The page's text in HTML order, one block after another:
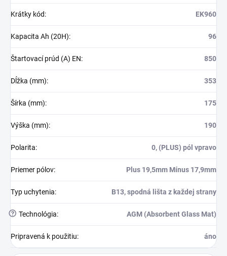
Krátky kód: EK960
Kapacita Ah (20H): 96
Štartovací prúd (A) EN: 850
Dĺžka (mm): 353
Šírka (mm): 175
Výška (mm): 190
Polarita: 0, (PLUS) pól vpravo
Priemer pólov: Plus 19,5mm Mínus 17,9mm
Typ uchytenia: B13, spodná lišta z každej strany
? Technológia: AGM (Absorbent Glass Mat)
Pripravená k použitiu: áno